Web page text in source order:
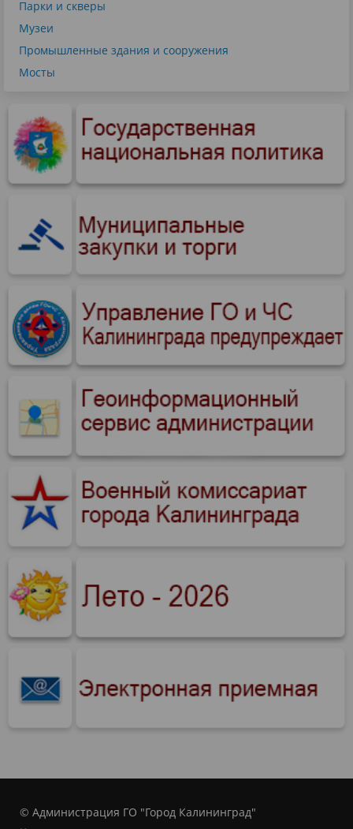
Парки и скверы
Музеи
Промышленные здания и сооружения
Мосты
© Администрация ГО "Город Калининград"